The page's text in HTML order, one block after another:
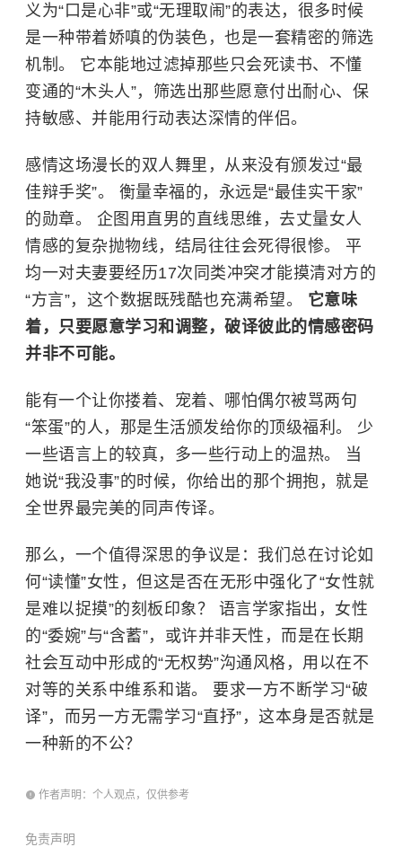
义为“口是心非”或“无理取闹”的表达，很多时候
是一种带着娇嗔的伪装色，也是一套精密的筛选
机制。 它本能地过滤掉那些只会死读书、不懂
变通的“木头人”，筛选出那些愿意付出耐心、保
持敏感、并能用行动表达深情的伴侣。
感情这场漫长的双人舞里，从来没有颁发过“最
佳辩手奖”。 衡量幸福的，永远是“最佳实干家”
的勋章。 企图用直男的直线思维，去丈量女人
情感的复杂抛物线，结局往往会死得很惨。 平
均一对夫妻要经历17次同类冲突才能摸清对方的
“方言”，这个数据既残酷也充满希望。 它意味
着，只要愿意学习和调整，破译彼此的情感密码
并非不可能。
能有一个让你搂着、宠着、哪怕偶尔被骂两句
“笨蛋”的人，那是生活颁发给你的顶级福利。 少
一些语言上的较真，多一些行动上的温热。 当
她说“我没事”的时候，你给出的那个拥抱，就是
全世界最完美的同声传译。
那么，一个值得深思的争议是：我们总在讨论如
何“读懂”女性，但这是否在无形中强化了“女性就
是难以捉摸”的刻板印象？ 语言学家指出，女性
的“委婉”与“含蓄”，或许并非天性，而是在长期
社会互动中形成的“无权势”沟通风格，用以在不
对等的关系中维系和谐。 要求一方不断学习“破
译”，而另一方无需学习“直抒”，这本身是否就是
一种新的不公？
作者声明：个人观点，仅供参考
免责声明